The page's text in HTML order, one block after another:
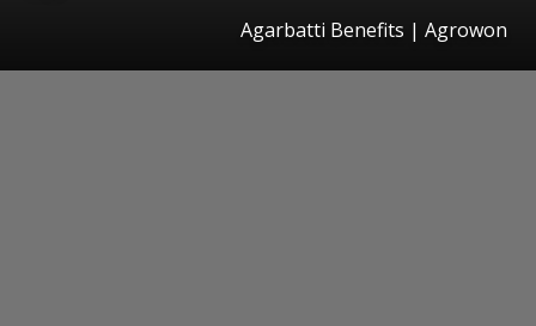
Agarbatti Benefits | Agrowon